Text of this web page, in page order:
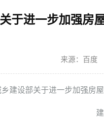
于进一步加强房
来源： 百度
建设部关于进一步加强房
建市